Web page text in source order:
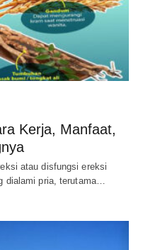
Kerja, Manfaat,
atau disfungsi ereksi
dialami pria, terutama…